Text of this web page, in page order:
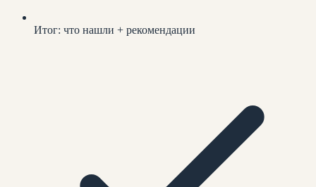
Итог: что нашли + рекомендации